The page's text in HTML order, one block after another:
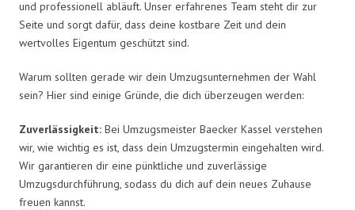
und professionell abläuft. Unser erfahrenes Team steht dir zur
Seite und sorgt dafür, dass deine kostbare Zeit und dein
wertvolles Eigentum geschützt sind.
Warum sollten gerade wir dein Umzugsunternehmen der Wahl
sein? Hier sind einige Gründe, die dich überzeugen werden:
Zuverlässigkeit: Bei Umzugsmeister Baecker Kassel verstehen
wir, wie wichtig es ist, dass dein Umzugstermin eingehalten wird.
Wir garantieren dir eine pünktliche und zuverlässige
Umzugsdurchführung, sodass du dich auf dein neues Zuhause
freuen kannst.